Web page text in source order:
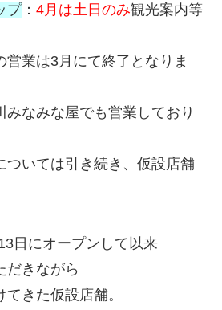
プ： 4月は土日のみ観光案内等
業は3月にて終了となりま
なみな屋でも営業しており
いては引き続き、仮設店舗
日にオープンして以来
だきながら
きた仮設店舗。